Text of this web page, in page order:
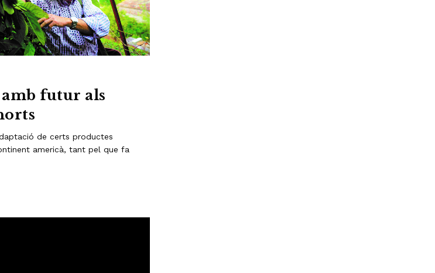
futur als
de certs productes
americà, tant pel que fa